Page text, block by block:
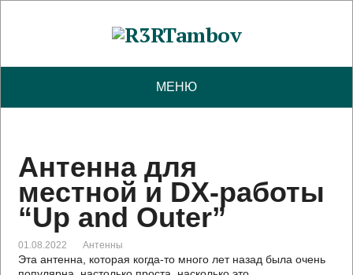
МЕНЮ
Антенна для
местной и DX-работы
“Up and Outer”
01.08.2022 Антенны
Эта антенна, которая когда-то много лет назад была очень